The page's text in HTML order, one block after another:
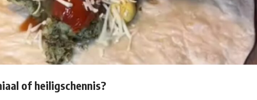
of heiligschennis?